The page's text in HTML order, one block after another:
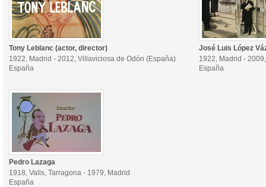
Tony Leblanc (actor, director)
1922, Madrid - 2012, Villaviciosa de Odón (España)
España
José Luis López
1922, Madrid -
España
Pedro Lazaga
1918, Valls, Tarragona - 1979, Madrid
España